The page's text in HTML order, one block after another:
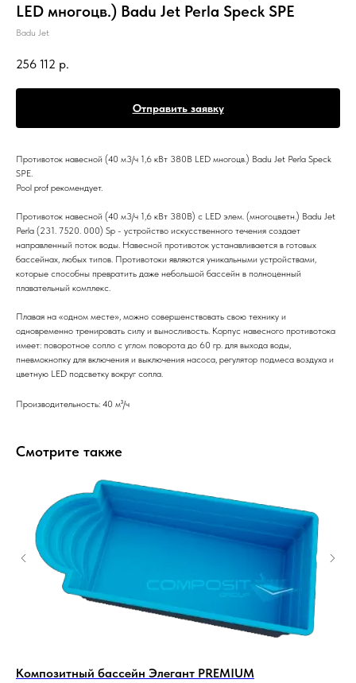
LED многоцв.) Badu Jet Perla Speck SPE
Badu Jet
256 112 р.
Отправить заявку
Противоток навесной (40 м3/ч 1,6 кВт 380B LED многоцв.) Badu Jet Perla Speck
SPE.
Pool prof рекомендует.
Противоток навесной (40 м3/ч 1,6 кВт 380B) с LED элем. (многоцветн.) Badu Jet
Perla (231. 7520. 000) Sp - устройство искусственного течения создает
направленный поток воды. Навесной противоток устанавливается в готовых
бассейнах, любых типов. Противотоки являются уникальными устройствами,
которые способны превратить даже небольшой бассейн в полноценный
плавательный комплекс.
Плавая на «одном месте», можно совершенствовать свою технику и
одновременно тренировать силу и выносливость. Корпус навесного противотока
имеет: поворотное сопло с углом поворота до 60 гр. для выхода воды,
пневмокнопку для включения и выключения насоса, регулятор подмеса воздуха и
цветную LED подсветку вокруг сопла.
Производительность: 40 м³/ч
Смотрите также
Композитный бассейн Элегант PREMIUM